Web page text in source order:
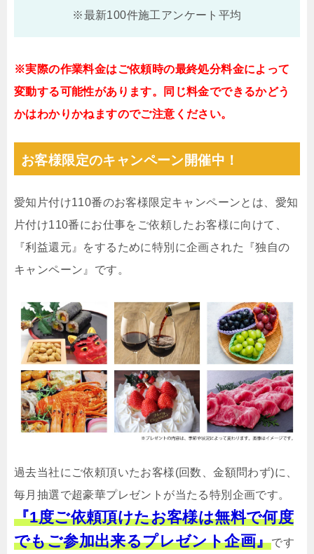
※最新100件施工アンケート平均
※実際の作業料金はご依頼時の最終処分料金によって
変動する可能性があります。同じ料金でできるかどう
かはわかりかねますのでご注意ください。
お客様限定のキャンペーン開催中！
愛知片付け110番のお客様限定キャンペーンとは、愛知
片付け110番にお仕事をご依頼したお客様に向けて、
『利益還元』をするために特別に企画された『独自の
キャンペーン』です。
過去当社にご依頼頂いたお客様(回数、金額問わず)に、
毎月抽選で超豪華プレゼントが当たる特別企画です。
『1度ご依頼頂けたお客様は無料で何度
でもご参加出来るプレゼント企画』です